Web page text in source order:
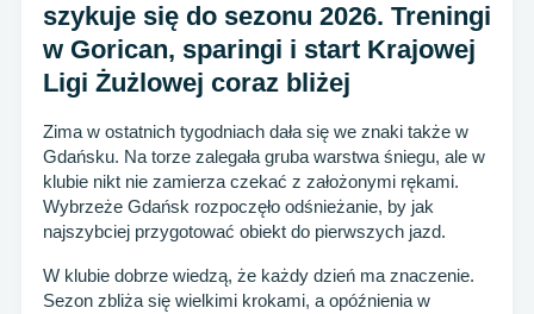
szykuje się do sezonu 2026. Treningi
w Gorican, sparingi i start Krajowej
Ligi Żużlowej coraz bliżej
Zima w ostatnich tygodniach dała się we znaki także w
Gdańsku. Na torze zalegała gruba warstwa śniegu, ale w
klubie nikt nie zamierza czekać z założonymi rękami.
Wybrzeże Gdańsk rozpoczęło odśnieżanie, by jak
najszybciej przygotować obiekt do pierwszych jazd.
W klubie dobrze wiedzą, że każdy dzień ma znaczenie.
Sezon zbliża się wielkimi krokami, a opóźnienia w